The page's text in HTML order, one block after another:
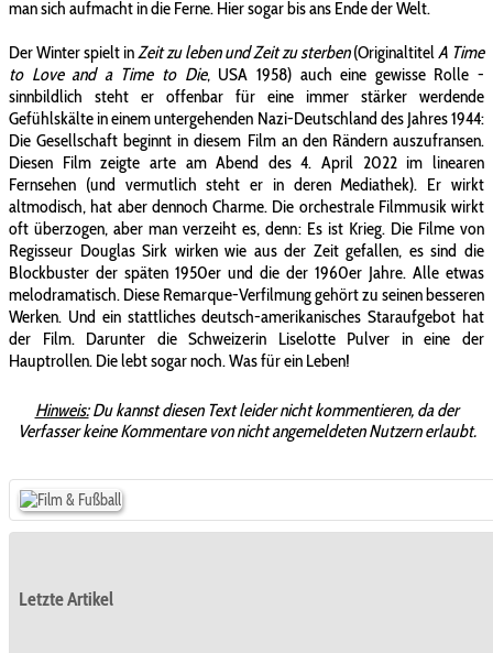
man sich aufmacht in die Ferne. Hier sogar bis ans Ende der Welt.
Der Winter spielt in Zeit zu leben und Zeit zu sterben(Originaltitel A Time
to Love and a Time to Die, USA 1958) auch eine gewisse Rolle -
sinnbildlich steht er offenbar für eine immer stärker werdende
Gefühlskälte in einem untergehenden Nazi-Deutschland des Jahres 1944:
Die Gesellschaft beginnt in diesem Film an den Rändern auszufransen.
Diesen Film zeigte arte am Abend des 4. April 2022 im linearen
Fernsehen (und vermutlich steht er in deren Mediathek). Er wirkt
altmodisch, hat aber dennoch Charme. Die orchestrale Filmmusik wirkt
oft überzogen, aber man verzeiht es, denn: Es ist Krieg. Die Filme von
Regisseur Douglas Sirk wirken wie aus der Zeit gefallen, es sind die
Blockbuster der späten 1950er und die der 1960er Jahre. Alle etwas
melodramatisch. Diese Remarque-Verfilmung gehört zu seinen besseren
Werken. Und ein stattliches deutsch-amerikanisches Staraufgebot hat
der Film. Darunter die Schweizerin Liselotte Pulver in eine der
Hauptrollen. Die lebt sogar noch. Was für ein Leben!
Hinweis:Du kannst diesen Text leider nicht kommentieren, da der
Verfasser keine Kommentare von nicht angemeldeten Nutzern erlaubt.
Letzte Artikel